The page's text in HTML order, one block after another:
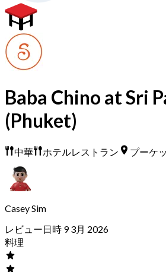
Baba Chino at Sri
(Phuket)
中華 ホテルレストラン プーケ
Casey Sim
レビュー日時 9 3月 2026
料理